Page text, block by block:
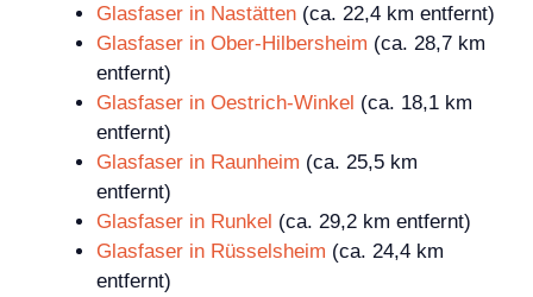
Glasfaser in Nastätten (ca. 22,4 km entfernt)
Glasfaser in Ober-Hilbersheim (ca. 28,7 km
entfernt)
Glasfaser in Oestrich-Winkel (ca. 18,1 km
entfernt)
Glasfaser in Raunheim (ca. 25,5 km
entfernt)
Glasfaser in Runkel (ca. 29,2 km entfernt)
Glasfaser in Rüsselsheim (ca. 24,4 km
entfernt)